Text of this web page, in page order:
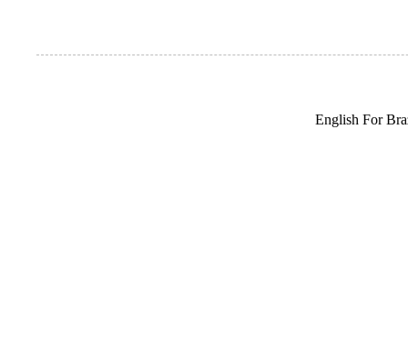
English For